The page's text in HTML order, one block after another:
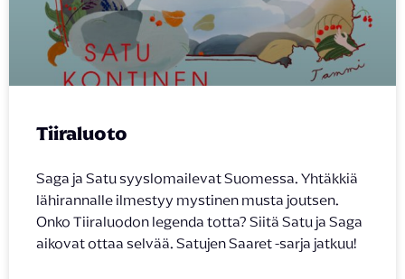
Tiiraluoto
Saga ja Satu syyslomailevat Suomessa. Yhtäkkiä
lähirannalle ilmestyy mystinen musta joutsen.
Onko Tiiraluodon legenda totta? Siitä Satu ja Saga
aikovat ottaa selvää. Satujen Saaret -sarja jatkuu!